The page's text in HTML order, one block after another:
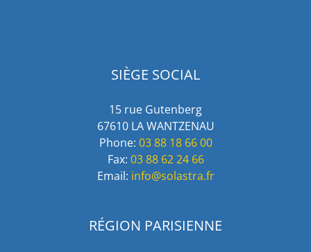
SIÈGE SOCIAL
15 rue Gutenberg
67610 LA WANTZENAU
Phone: 03 88 18 66 00
Fax: 03 88 62 24 66
Email: info@solastra.fr
RÉGION PARISIENNE